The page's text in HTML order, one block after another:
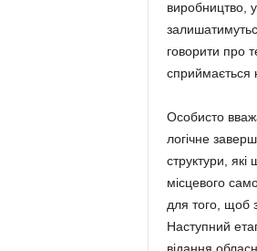
виробництво,
говорити про
сприймається
Особисто
логічне
структури,
місцевого
для того, щоб
Наступний